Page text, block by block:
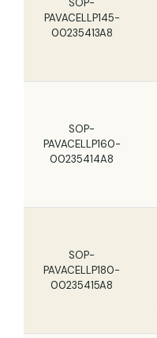
SOP-
PAVACELLP145-
00235413A8
SOP-
PAVACELLP160-
00235414A8
SOP-
PAVACELLP180-
00235415A8